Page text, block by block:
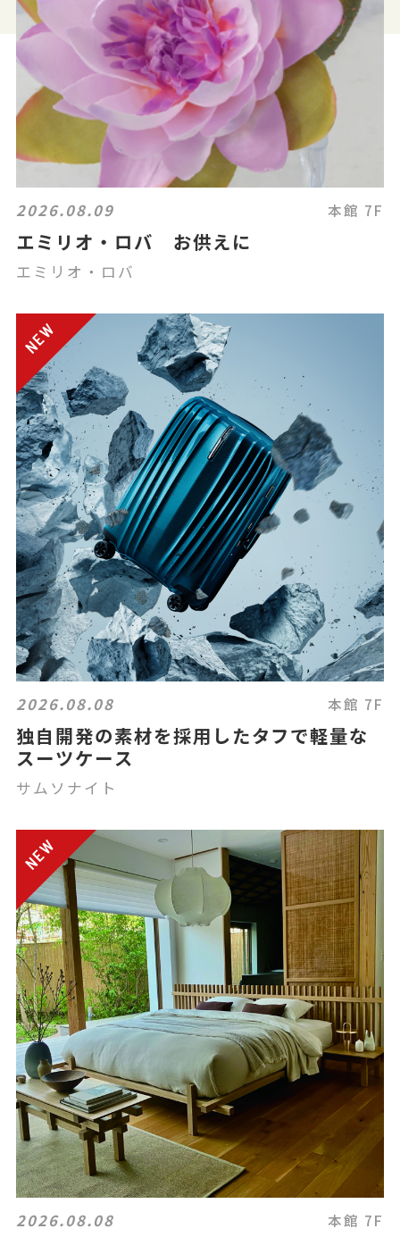
2026.08.09 本館 7F
エミリオ・ロバ お供えに
エミリオ・ロバ
2026.08.08 本館 7F
独自開発の素材を採用したタフで軽量な
スーツケース
サムソナイト
2026.08.08 本館 7F